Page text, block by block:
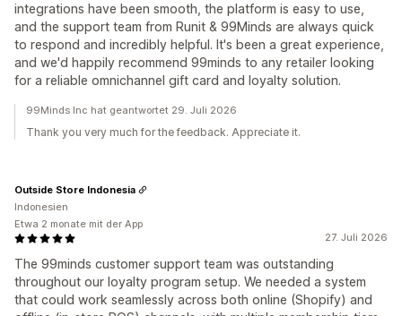
integrations have been smooth, the platform is easy to use,
and the support team from Runit & 99Minds are always quick
to respond and incredibly helpful. It's been a great experience,
and we'd happily recommend 99minds to any retailer looking
for a reliable omnichannel gift card and loyalty solution.
99Minds Inc hat geantwortet 29. Juli 2026
Thank you very much for the feedback. Appreciate it.
27. Juli 2026
The 99minds customer support team was outstanding
throughout our loyalty program setup. We needed a system
that could work seamlessly across both online (Shopify) and
Outside Store Indonesia
Indonesien
Etwa 2 monate mit der App